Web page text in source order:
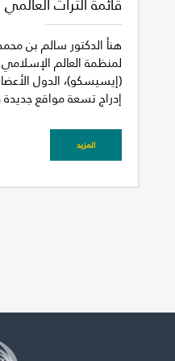
غير راض للغاية
قائمة التراث العالمي
هنأ الدكتور سالم بن
لمنظمة العالم الإسلامي
(إيسيسكو)، الدول
إدراج تسعة مواقع جديدة
المزيد